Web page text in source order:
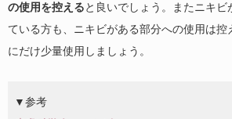
の使用を控えると良いでしょう。またニキビ
ている方も、ニキビがある部分への使用は
にだけ少量使用しましょう。
▼参考